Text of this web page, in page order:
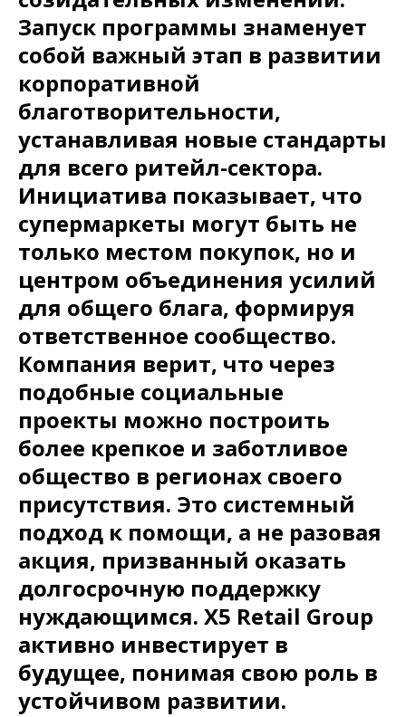
Запуск программы знаменует
собой важный этап в развитии
корпоративной
благотворительности,
устанавливая новые стандарты
для всего ритейл-сектора.
Инициатива показывает, что
супермаркеты могут быть не
только местом покупок, но и
центром объединения усилий
для общего блага, формируя
ответственное сообщество.
Компания верит, что через
подобные социальные
проекты можно построить
более крепкое и заботливое
общество в регионах своего
присутствия. Это системный
подход к помощи, а не разовая
акция, призванный оказать
долгосрочную поддержку
нуждающимся. X5 Retail Group
активно инвестирует в
будущее, понимая свою роль в
устойчивом развитии.